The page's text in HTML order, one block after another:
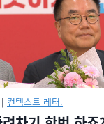
| 컨텍스트 레터.